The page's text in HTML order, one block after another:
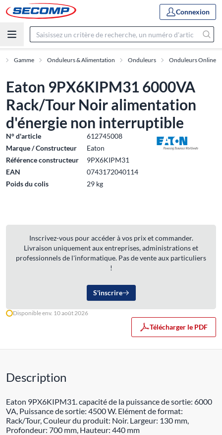
Connexion
Gamme Onduleurs & Alimentation Onduleurs Onduleurs Online
Eaton 9PX6KIPM31 6000VA
Rack/Tour Noir alimentation
d'énergie non interruptible
N° d'article
612745008
Marque / Constructeur
Eaton
Référence constructeur
9PX6KIPM31
EAN
0743172040114
Poids du colis
29 kg
Inscrivez-vous pour accéder à vos prix et commander.
Livraison uniquement aux entreprises, administrations et
professionnels de l'informatique. Pas de vente aux particuliers
!
S'inscrire
Disponible env. 10 août 2026
Télécharger le PDF
Description
Eaton 9PX6KIPM31. capacité de la puissance de sortie: 6000
VA, Puissance de sortie: 4500 W. Elément de format:
Rack/Tour, Couleur du produit: Noir. Largeur: 130 mm,
Profondeur: 700 mm, Hauteur: 440 mm